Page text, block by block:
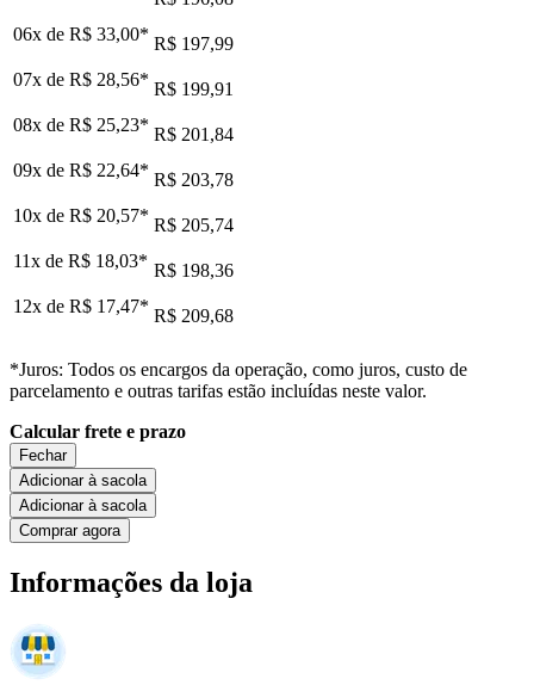
06x de R$ 33,00* R$ 197,99
07x de R$ 28,56* R$ 199,91
08x de R$ 25,23* R$ 201,84
09x de R$ 22,64* R$ 203,78
10x de R$ 20,57* R$ 205,74
11x de R$ 18,03* R$ 198,36
12x de R$ 17,47* R$ 209,68
*Juros: Todos os encargos da operação, como juros, custo de
parcelamento e outras tarifas estão incluídas neste valor.
Calcular frete e prazo
Fechar
Adicionar à sacola
Adicionar à sacola
Comprar agora
Informações da loja